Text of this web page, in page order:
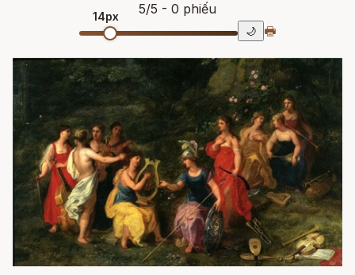
5/5 - 0 phiếu
14px
🌙 🖶